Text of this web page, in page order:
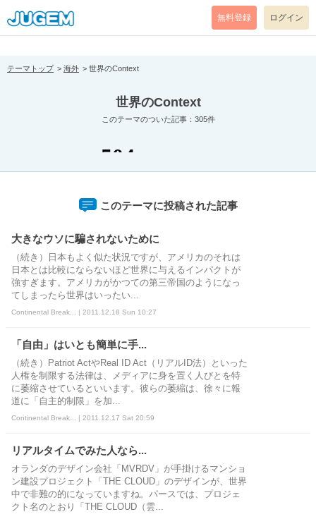
[pear_error: message="Success" code=0 mode=return level=notice
prefix="" info=""]
無料登録 ログイン
テーマトップ 海外 世界のContext
世界のContext
このテーマのついた記事：305件
このテーマに投稿された記事
大きなウソに騙されないために
（続き）日本もよく似た状況ですが、アメリカのそれは
日本とは比較にならないほど世界に与えるインパクトが
強すぎます。アメリカがかつての第三帝国のようになっ
てしまったら世界はいったい...
Continental Break... | 2011.12.18 Sun 10:27
「自由」はいとも簡単に手...
（続き）Patriot ActやReal ID Act（リアルID法）といった
人権を制限する法律は、メディアに身を置く人びとを特
に萎縮させているといいます。彼らの萎縮は、徐々に報
道に「自主的制限」を加...
Continental Break... | 2011.12.17 Sat 20:59
リアルタイムでみた人なら...
オランダのデザイン会社「MVRDV」が手掛けるマンショ
ン建設プロジェクト「THE CLOUD」のデザインが、世界
中で非難の的になっていますね。パースでは、プロジェ
クト名のとおり「THE CLOUD（雲...